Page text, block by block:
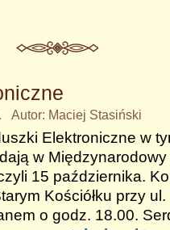
Autor: Maciej Stasiński
Elektroniczne w
w Międzynarodowy
15 października.
Kościółku przy
o godz. 18.00.